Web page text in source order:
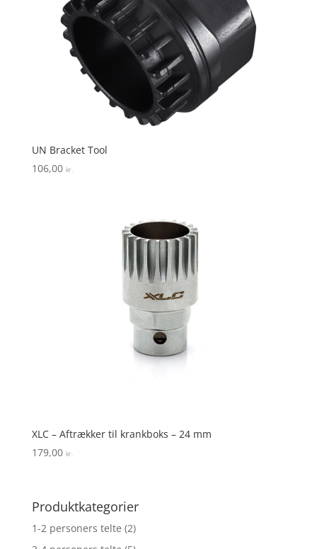
UN Bracket Tool
106,00 kr.
XLC – Aftrækker til krankboks – 24 mm
179,00 kr.
Produktkategorier
1-2 personers telte (2)